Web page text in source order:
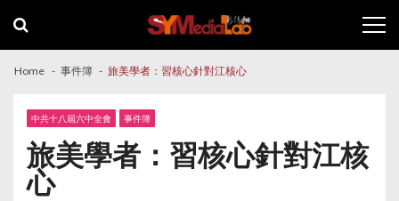
navigation
content
Home 事件簿 旅美學者：習核心針對江核心
中共十八屆六中全會 事件簿
旅美學者：習核心針對江核
心